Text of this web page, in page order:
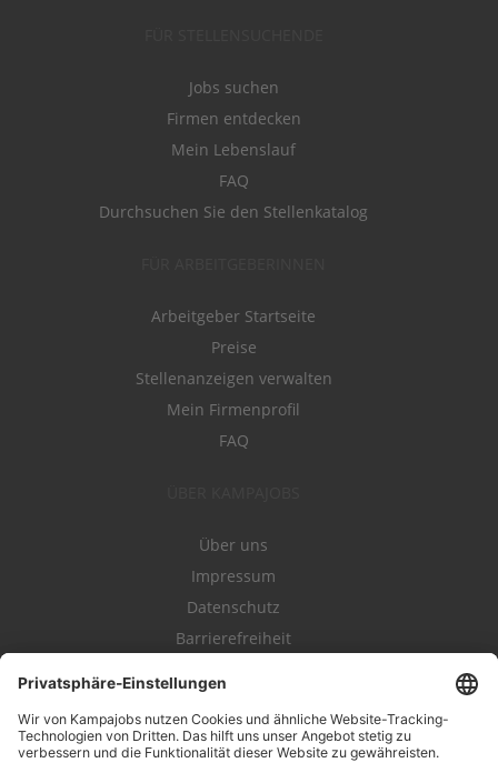
Jobs suchen
Firmen entdecken
Mein Lebenslauf
FAQ
Durchsuchen Sie den Stellenkatalog
Arbeitgeber Startseite
Preise
Stellenanzeigen verwalten
Mein Firmenprofil
FAQ
Über uns
Impressum
Datenschutz
Barrierefreiheit
Kampahire
Kampagnenforum